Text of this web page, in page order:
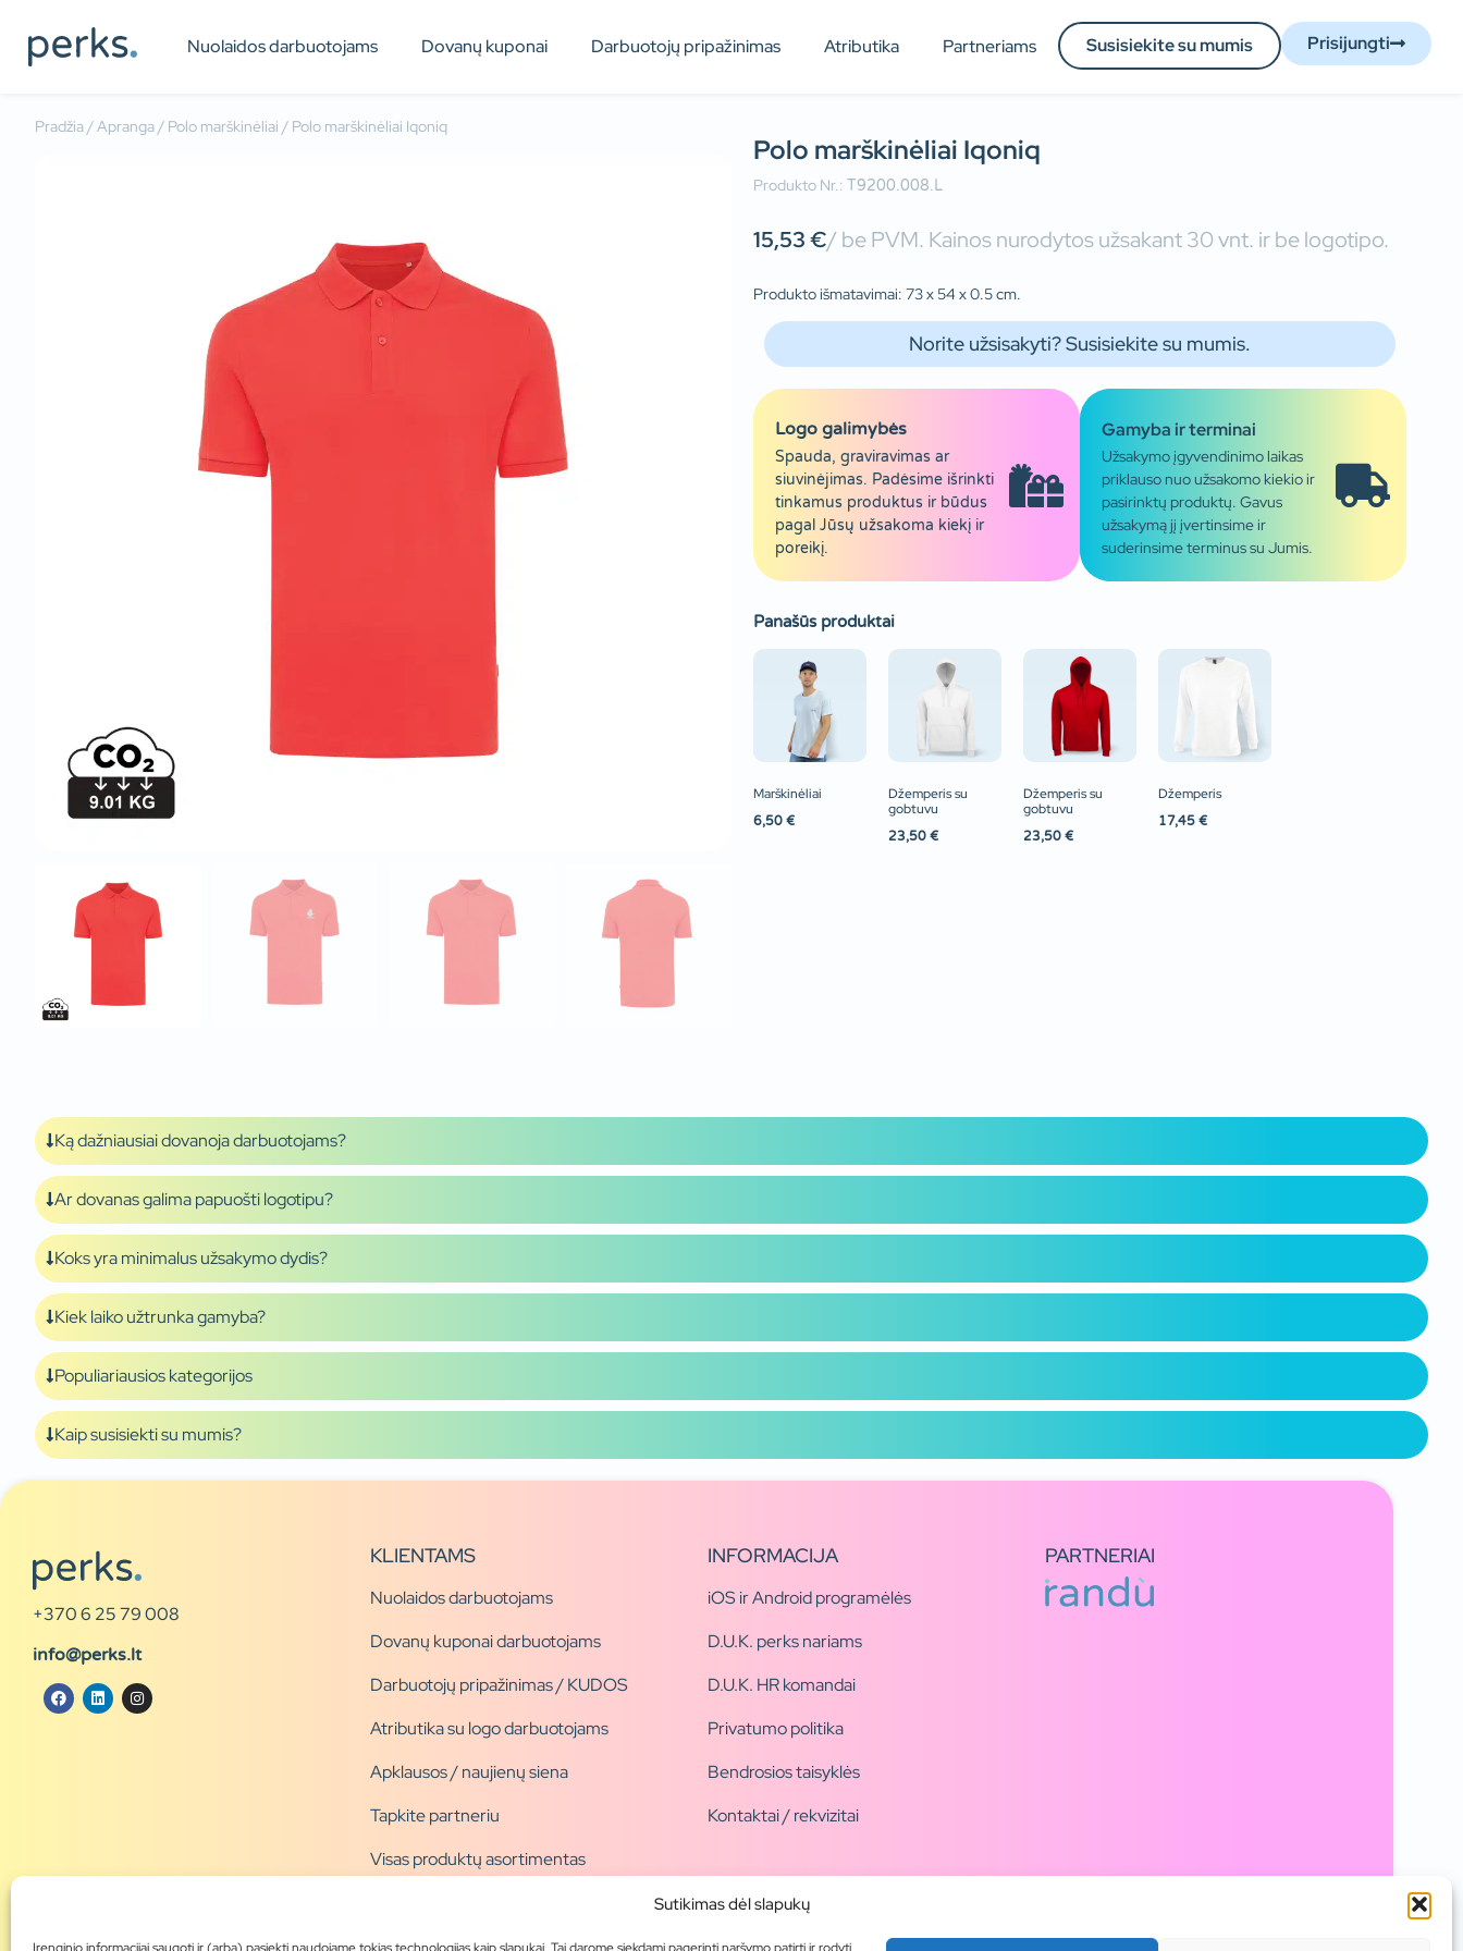
Sutikimas dėl slapukų
Įrenginio informacijai saugoti ir (arba) pasiekti naudojame tokias technologijas kaip slapukai. Tai darome siekdami pagerinti naršymo patirtį ir rodyti
Nuolaidos darbuotojams Dovanų kuponai Darbuotojų pripažinimas Atributika Partneriams Susisiekite su mumis Prisijungti
Pradžia/Apranga/ Polo marškinėliai / Polo marškinėliai Iqoniq
Polo marškinėliai Iqoniq
Produkto Nr.: T9200.008.L
15,53€/ be PVM. Kainos nurodytos užsakant 30 vnt. ir be logotipo.
Produkto išmatavimai: 73 x 54 x 0.5 cm.
Norite užsisakyti? Susisiekite su mumis.
Logo galimybės
Spauda, graviravimas ar
siuvinėjimas. Padėsime išrinkti
tinkamus produktus ir būdus
pagal Jūsų užsakoma kiekį ir
poreikį.
Gamyba ir terminai
Užsakymo įgyvendinimo laikas
priklauso nuo užsakomo kiekio ir
pasirinktų produktų. Gavus
užsakymą jį įvertinsime ir
suderinsime terminus su Jumis.
Panašūs produktai
Marškinėliai
6,50 €
Džemperis su
gobtuvu
23,50 €
Džemperis su
gobtuvu
23,50 €
Džemperis
17,45 €
Ką dažniausiai dovanoja darbuotojams?
Ar dovanas galima papuošti logotipu?
Koks yra minimalus užsakymo dydis?
Kiek laiko užtrunka gamyba?
Populiariausios kategorijos
Kaip susisiekti su mumis?
+370 6 25 79 008
info@perks.lt
KLIENTAMS
Nuolaidos darbuotojams
Dovanų kuponai darbuotojams
Darbuotojų pripažinimas / KUDOS
Atributika su logo darbuotojams
Apklausos / naujienų siena
Tapkite partneriu
Visas produktų asortimentas
Blogas
INFORMACIJA
iOS ir Android programėlės
D.U.K. perks nariams
D.U.K. HR komandai
Privatumo politika
Bendrosios taisyklės
Kontaktai / rekvizitai
PARTNERIAI